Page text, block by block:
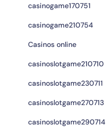
casinogame170751
casinogame210754
Casinos online
casinoslotgame210710
casinoslotgame230711
casinoslotgame270713
casinoslotgame290714